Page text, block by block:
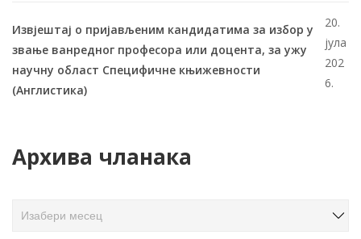
Извјештај о пријављеним кандидатима за избор у
звање ванредног професора или доцента, за ужу
научну област Специфичне књижевности
(Англистика)
20.
јула
202
6.
Архива чланака